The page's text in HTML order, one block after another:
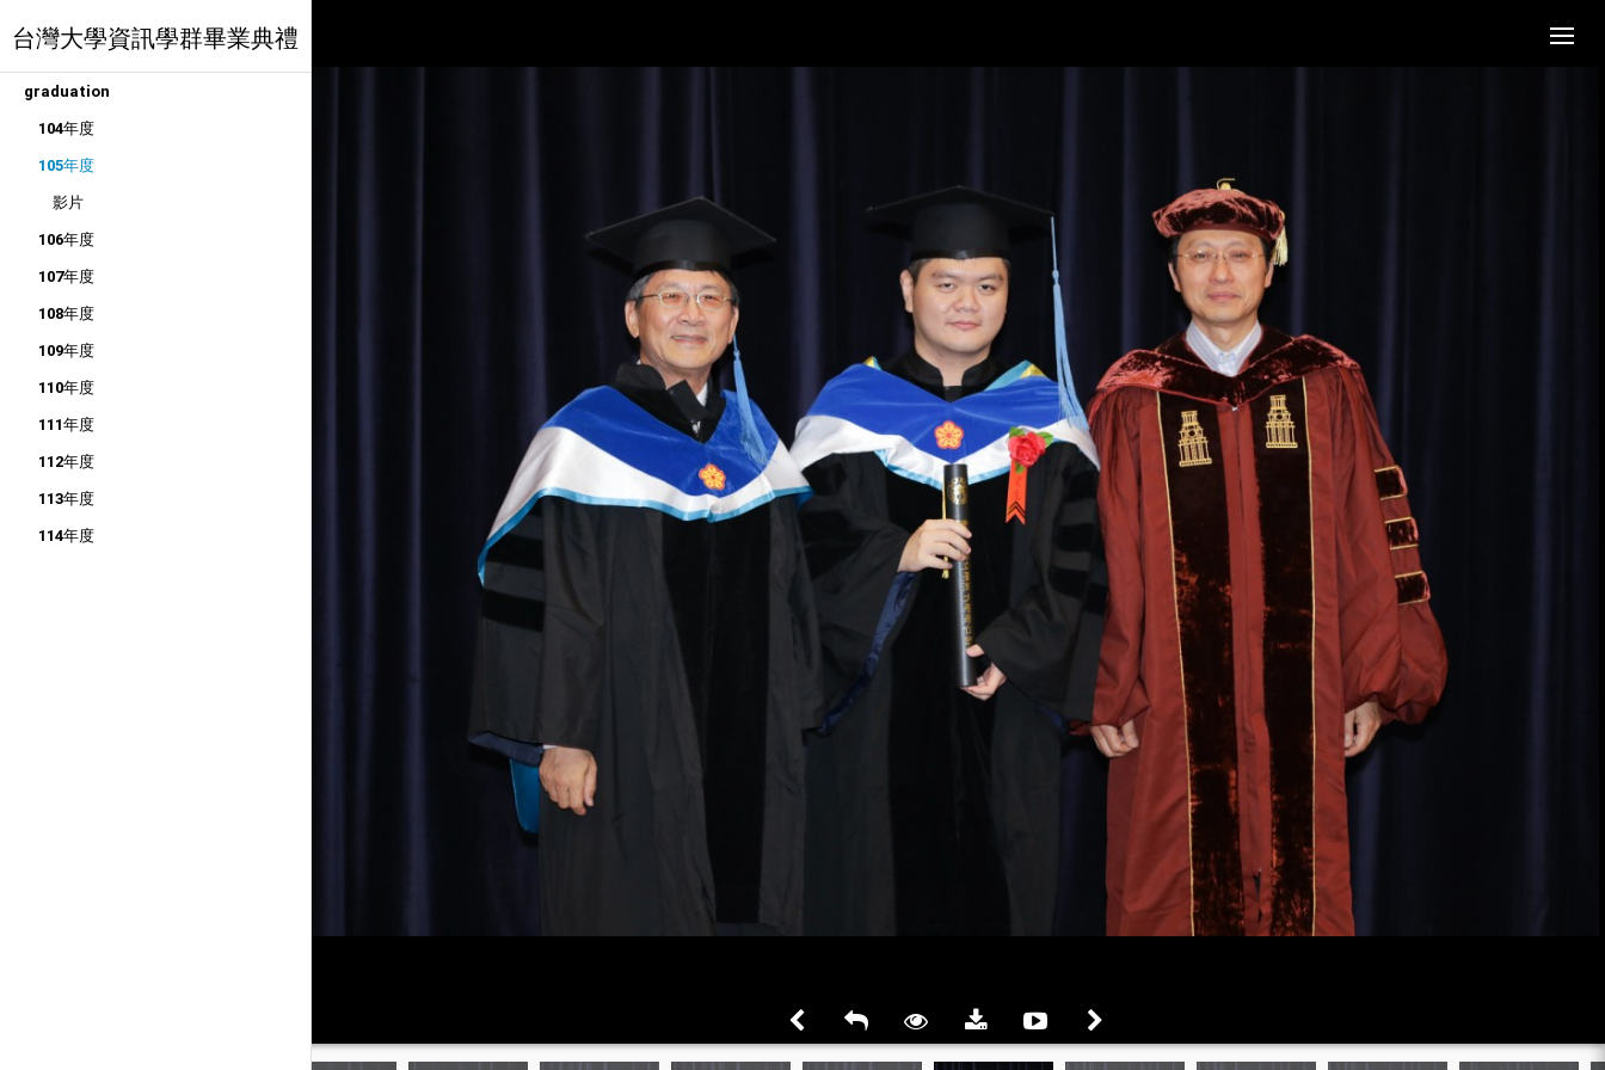
台灣大學資訊學群畢業典禮
graduation
104年度
105年度
影片
106年度
107年度
108年度
109年度
110年度
111年度
112年度
113年度
114年度